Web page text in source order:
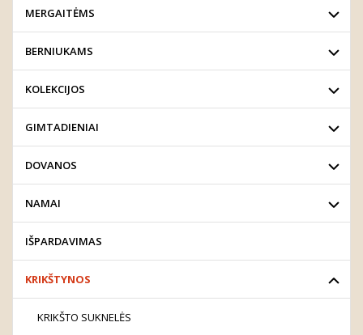
MERGAITĖMS
BERNIUKAMS
KOLEKCIJOS
GIMTADIENIAI
DOVANOS
NAMAI
IŠPARDAVIMAS
KRIKŠTYNOS
KRIKŠTO SUKNELĖS